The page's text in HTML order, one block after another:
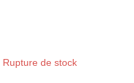
Rupture de stock